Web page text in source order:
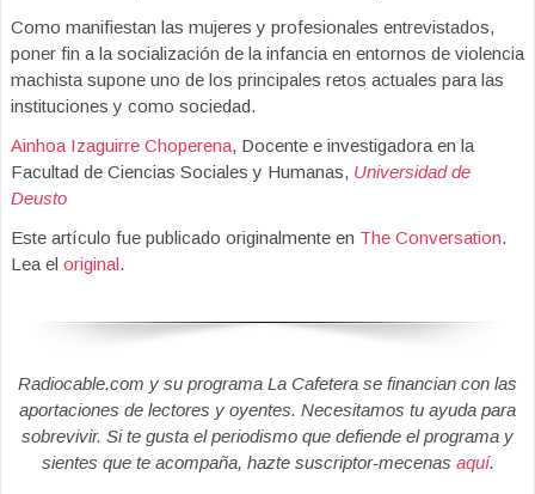
Como manifiestan las mujeres y profesionales entrevistados,
poner fin a la socialización de la infancia en entornos de violencia
machista supone uno de los principales retos actuales para las
instituciones y como sociedad.
Ainhoa Izaguirre Choperena, Docente e investigadora en la
Facultad de Ciencias Sociales y Humanas, Universidad de
Deusto
Este artículo fue publicado originalmente en The Conversation.
Lea el original.
Radiocable.com y su programa La Cafetera se financian con las
aportaciones de lectores y oyentes. Necesitamos tu ayuda para
sobrevivir. Si te gusta el periodismo que defiende el programa y
sientes que te acompaña, hazte suscriptor-mecenas aquí.